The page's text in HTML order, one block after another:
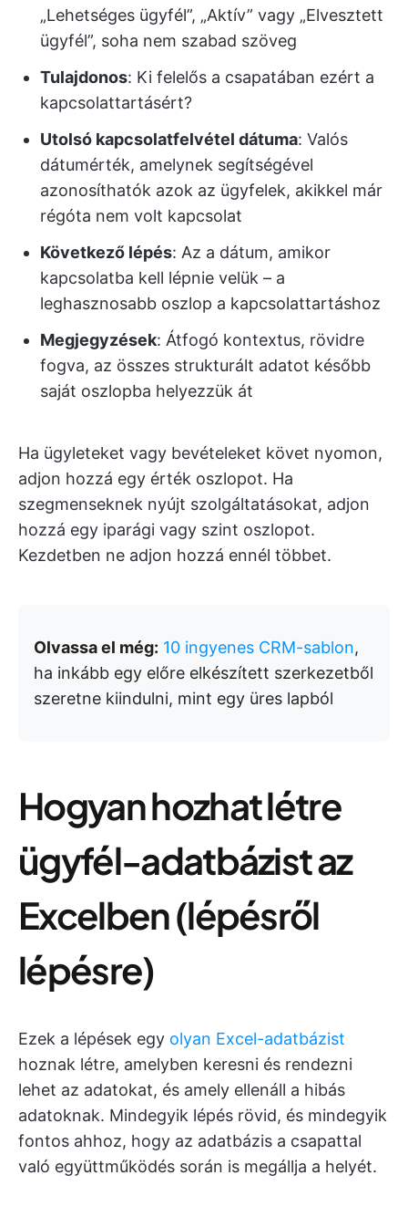
„Lehetséges ügyfél”, „Aktív” vagy „Elvesztett
ügyfél”, soha nem szabad szöveg
Tulajdonos: Ki felelős a csapatában ezért a
kapcsolattartásért?
Utolsó kapcsolatfelvétel dátuma: Valós
dátumérték, amelynek segítségével
azonosíthatók azok az ügyfelek, akikkel már
régóta nem volt kapcsolat
Következő lépés: Az a dátum, amikor
kapcsolatba kell lépnie velük – a
leghasznosabb oszlop a kapcsolattartáshoz
Megjegyzések: Átfogó kontextus, rövidre
fogva, az összes strukturált adatot később
saját oszlopba helyezzük át
Ha ügyleteket vagy bevételeket követ nyomon,
adjon hozzá egy érték oszlopot. Ha
szegmenseknek nyújt szolgáltatásokat, adjon
hozzá egy iparági vagy szint oszlopot.
Kezdetben ne adjon hozzá ennél többet.
Olvassa el még: 10 ingyenes CRM-sablon,
ha inkább egy előre elkészített szerkezetből
szeretne kiindulni, mint egy üres lapból
Hogyan hozhat létre
ügyfél-adatbázist az
Excelben (lépésről
lépésre)
Ezek a lépések egy olyan Excel-adatbázist
hoznak létre, amelyben keresni és rendezni
lehet az adatokat, és amely ellenáll a hibás
adatoknak. Mindegyik lépés rövid, és mindegyik
fontos ahhoz, hogy az adatbázis a csapattal
való együttműködés során is megállja a helyét.